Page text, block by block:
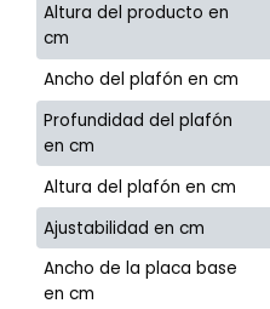
Altura del producto en
cm
Ancho del plafón en cm
Profundidad del plafón
en cm
Altura del plafón en cm
Ajustabilidad en cm
Ancho de la placa base
en cm